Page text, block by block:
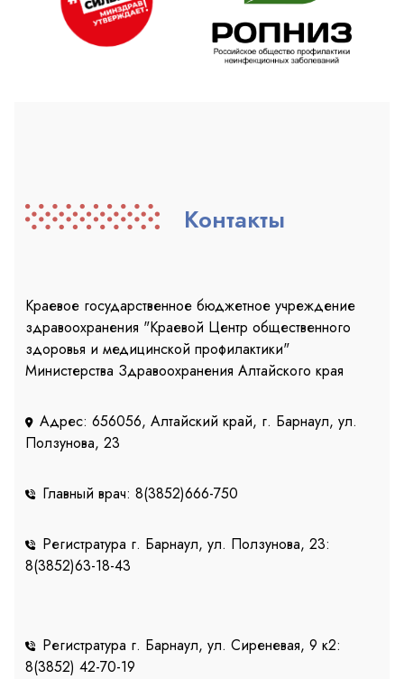
Контакты
Краевое государственное бюджетное учреждение
здравоохранения "Краевой Центр общественного
здоровья и медицинской профилактики"
Министерства Здравоохранения Алтайского края
Адрес: 656056, Алтайский край, г. Барнаул, ул.
Ползунова, 23
Главный врач: 8(3852)666-750
Регистратура г. Барнаул, ул. Ползунова, 23:
8(3852)63-18-43
Регистратура г. Барнаул, ул. Сиреневая, 9 к2:
8(3852) 42-70-19